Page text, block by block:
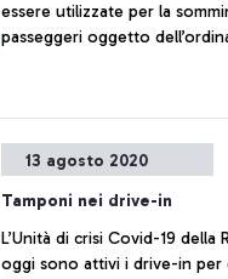
essere utilizzate per la
passeggeri oggetto
13 agosto 2020
Tamponi nei drive-in
L’Unità di crisi Covid-19
oggi sono attivi i drive-in per